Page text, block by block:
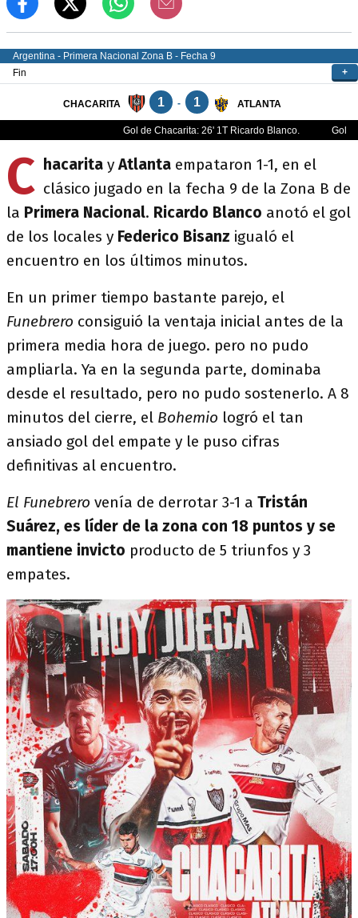
C hacarita yAtlanta empataron 1-1, en el
clásico jugado en la fecha 9 de la Zona B de
la Primera Nacional. Ricardo Blanco anotó el gol
de los locales y Federico Bisanz igualó el
encuentro en los últimos minutos.
En un primer tiempo bastante parejo, el
Funebrero consiguió la ventaja inicial antes de la
primera media hora de juego. pero no pudo
ampliarla. Ya en la segunda parte, dominaba
desde el resultado, pero no pudo sostenerlo. A 8
minutos del cierre, el Bohemio logró el tan
ansiado gol del empate y le puso cifras
definitivas al encuentro.
El Funebrero venía de derrotar 3-1 a Tristán
Suárez, es líder de la zona con 18 puntos y se
mantiene invicto producto de 5 triunfos y 3
empates.